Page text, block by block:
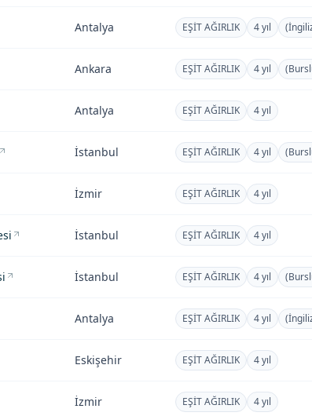
Antalya EŞİT AĞIRLIK 4 yıl
Ankara EŞİT AĞIRLIK 4 yıl
Antalya EŞİT AĞIRLIK 4 yıl
İstanbul EŞİT AĞIRLIK 4 yıl
İzmir EŞİT AĞIRLIK 4 yıl
İstanbul EŞİT AĞIRLIK 4 yıl
İstanbul EŞİT AĞIRLIK 4 yıl
Antalya EŞİT AĞIRLIK 4 yıl
Eskişehir EŞİT AĞIRLIK 4 yıl
İzmir EŞİT AĞIRLIK 4 yıl